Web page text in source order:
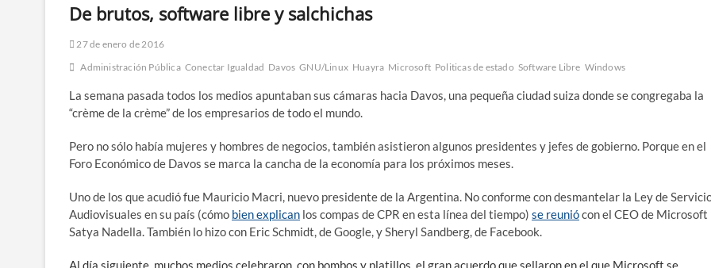
De brutos, software libre y salchichas
27 de enero de 2016
Administración Pública Conectar Igualdad Davos GNU/Linux Huayra Microsoft Politicas de estado Software Libre Windows
La semana pasada todos los medios apuntaban sus cámaras hacia Davos, una pequeña ciudad suiza donde se congregaba la
“crème de la crème” de los empresarios de todo el mundo.
Pero no sólo había mujeres y hombres de negocios, también asistieron algunos presidentes y jefes de gobierno. Porque en el
Foro Económico de Davos se marca la cancha de la economía para los próximos meses.
Uno de los que acudió fue Mauricio Macri, nuevo presidente de la Argentina. No conforme con desmantelar la Ley de
Audiovisuales en su país (cómo bien explican los compas deCPR en esta línea del tiempo) se reuniócon el CEOde Microsoft
Satya Nadella. También lo hizo con Eric Schmidt, de Google, y Sheryl Sandberg, de Facebook.
Al día siguiente, muchos medios celebraron, con bombos y platillos, el gran acuerdo que sellaron en el que Microsoft se